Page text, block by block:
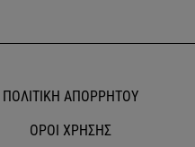
ΠΟΛΙΤΙΚΗ ΑΠΟΡΡΗΤΟΥ
ΟΡΟΙ ΧΡΗΣΗΣ